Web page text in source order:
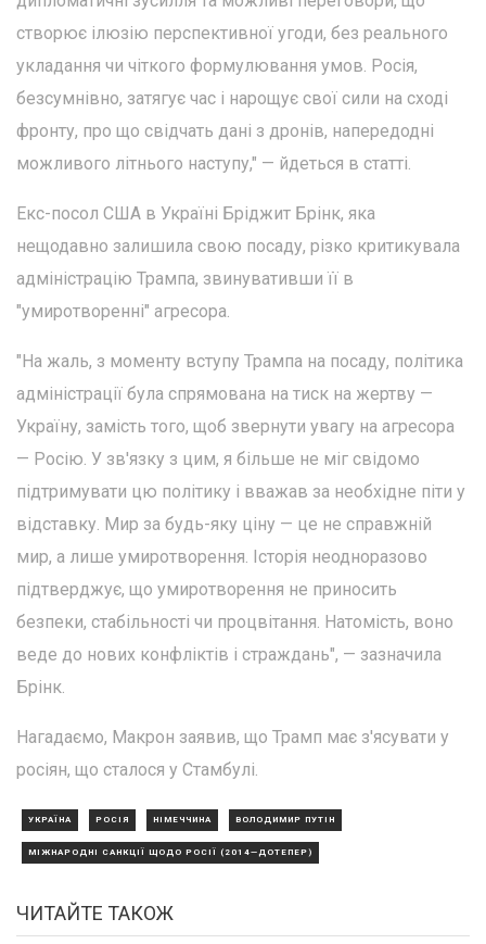
створює ілюзію перспективної угоди, без реального
укладання чи чіткого формулювання умов. Росія,
безсумнівно, затягує час і нарощує свої сили на сході
фронту, про що свідчать дані з дронів, напередодні
можливого літнього наступу," — йдеться в статті.
Екс-посол США в Україні Бріджит Брінк, яка
нещодавно залишила свою посаду, різко критикувала
адміністрацію Трампа, звинувативши її в
"умиротворенні" агресора.
"На жаль, з моменту вступу Трампа на посаду, політика
адміністрації була спрямована на тиск на жертву —
Україну, замість того, щоб звернути увагу на агресора
— Росію. У зв'язку з цим, я більше не міг свідомо
підтримувати цю політику і вважав за необхідне піти у
відставку. Мир за будь-яку ціну — це не справжній
мир, а лише умиротворення. Історія неодноразово
підтверджує, що умиротворення не приносить
безпеки, стабільності чи процвітання. Натомість, воно
веде до нових конфліктів і страждань", — зазначила
Брінк.
Нагадаємо, Макрон заявив, що Трамп має з'ясувати у
росіян, що сталося у Стамбулі.
УКРАЇНА РОСІЯ НІМЕЧЧИНА ВОЛОДИМИР ПУТІН
МІЖНАРОДНІ САНКЦІЇ ЩОДО РОСІЇ (2014—ДОТЕПЕР)
ЧИТАЙТЕ ТАКОЖ